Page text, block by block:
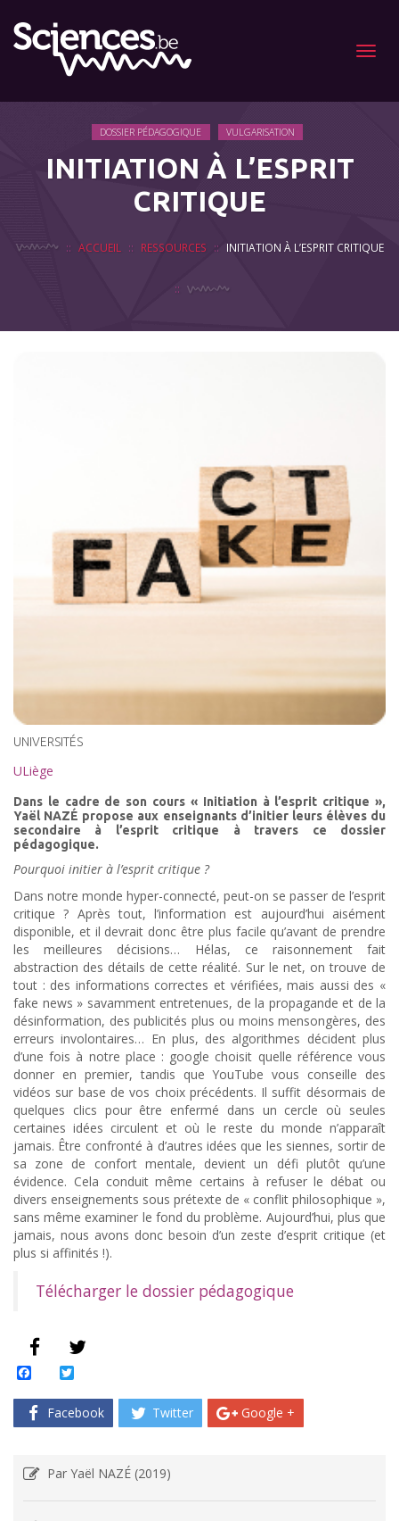
Menu
DOSSIER PÉDAGOGIQUE VULGARISATION
INITIATION À L’ESPRIT
CRITIQUE
ACCUEIL RESSOURCES INITIATION À L’ESPRIT CRITIQUE
UNIVERSITÉS
ULiège
Dans le cadre de son cours « Initiation à l’esprit critique »,
Yaël NAZÉ propose aux enseignants d’initier leurs élèves du
secondaire à l’esprit critique à travers ce dossier
pédagogique.
Pourquoi initier à l’esprit critique ?
Dans notre monde hyper-connecté, peut-on se passer de l’esprit
critique ? Après tout, l’information est aujourd’hui aisément
disponible, et il devrait donc être plus facile qu’avant de prendre
les meilleures décisions… Hélas, ce raisonnement fait
abstraction des détails de cette réalité. Sur le net, on trouve de
tout : des informations correctes et vérifiées, mais aussi des «
fake news » savamment entretenues, de la propagande et de la
désinformation, des publicités plus ou moins mensongères, des
erreurs involontaires… En plus, des algorithmes décident plus
d’une fois à notre place : google choisit quelle référence vous
donner en premier, tandis que YouTube vous conseille des
vidéos sur base de vos choix précédents. Il suffit désormais de
quelques clics pour être enfermé dans un cercle où seules
certaines idées circulent et où le reste du monde n’apparaît
jamais. Être confronté à d’autres idées que les siennes, sortir de
sa zone de confort mentale, devient un défi plutôt qu’une
évidence. Cela conduit même certains à refuser le débat ou
divers enseignements sous prétexte de « conflit philosophique »,
sans même examiner le fond du problème. Aujourd’hui, plus que
jamais, nous avons donc besoin d’un zeste d’esprit critique (et
plus si affinités !).
Télécharger le dossier pédagogique
Facebook
Facebook Twitter Google +
Par Yaël NAZÉ (2019)